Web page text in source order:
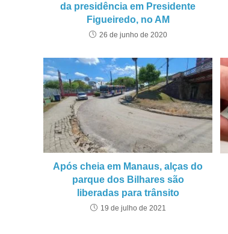
da presidência em Presidente
Figueiredo, no AM
26 de junho de 2020
Após cheia em Manaus, alças do
parque dos Bilhares são
liberadas para trânsito
19 de julho de 2021